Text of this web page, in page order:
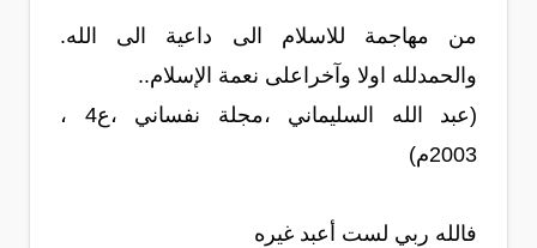
من مهاجمة للاسلام الى داعية الى الله.
والحمدلله اولا وآخراعلى نعمة الإسلام..
(عبد الله السليماني ،مجلة نفساني ،ع4 ،
2003م)
فالله ربي لست أعبد غيره